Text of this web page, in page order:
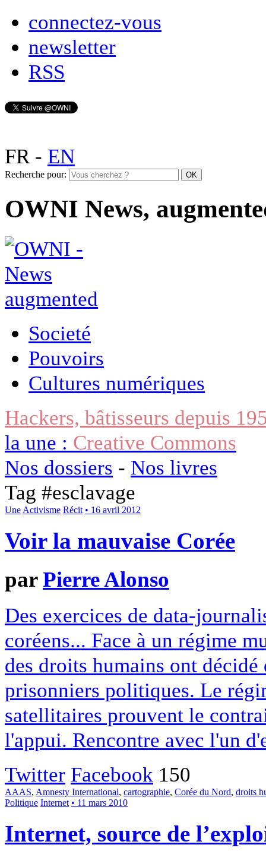
connectez-vous
newsletter
RSS
FR- EN
Recherche pour:
OWNI News,
Societé
Pouvoirs
Cultures numériques
Hackers, bâtisseurs depuis
la une : Creative Commons
Nos dossiers - Nos livres
Tag #esclavage
Une Activisme Récit • 16 avril 2012
Voir la mauvaise Corée
parPierre Alonso
Des exercices de data-
coréens... Face à un régime
des droits humains ont
prisonniers politiques. Le
satellitaires prouvent le
l'appui. Rencontre avec l'un
Twitter Facebook 150
AAAS, Amnesty International, cartographie, Corée du Nord, droits
Politique Internet • 11 mars 2010
Internet, source de